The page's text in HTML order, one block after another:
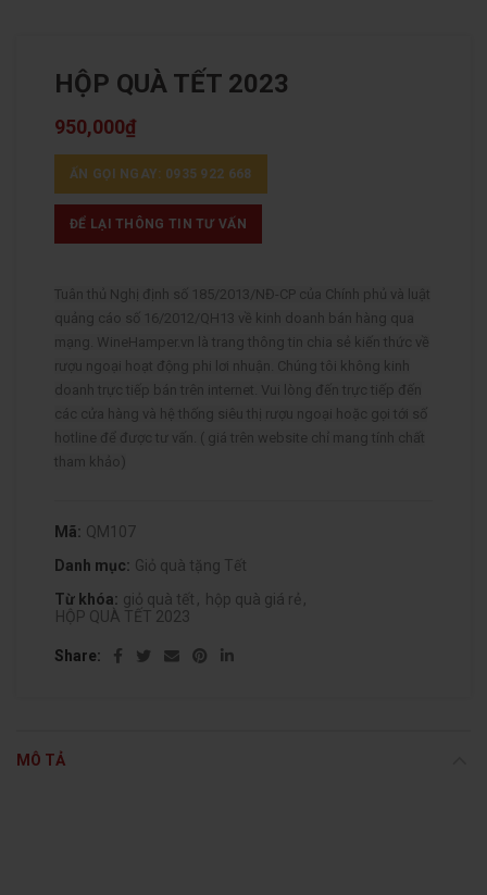
HỘP QUÀ TẾT 2023
950,000₫
ẤN GỌI NGAY: 0935 922 668
ĐỂ LẠI THÔNG TIN TƯ VẤN
Tuân thủ Nghị định số 185/2013/NĐ-CP của Chính phủ và luật
quảng cáo số 16/2012/QH13 về kinh doanh bán hàng qua
mạng. WineHamper.vn là trang thông tin chia sẻ kiến thức về
rượu ngoại hoạt động phi lơi nhuận. Chúng tôi không kinh
doanh trực tiếp bán trên internet. Vui lòng đến trực tiếp đến
các cửa hàng và hệ thống siêu thị rượu ngoại hoặc gọi tới số
hotline để được tư vấn. ( giá trên website chỉ mang tính chất
tham khảo)
Mã: QM107
Danh mục: Giỏ quà tặng Tết
Từ khóa: giỏ quà tết , hộp quà giá rẻ ,
HỘP QUÀ TẾT 2023
Share
MÔ TẢ